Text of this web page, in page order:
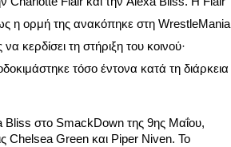
η ορμή της ανακόπηκε στη WrestleMania
κερδίσει τη στήριξη του κοινού·
τόσο έντονα κατά τη διάρκεια
Bliss στο SmackDown της 9ης Μαΐου,
Chelsea Green και Piper Niven. Το